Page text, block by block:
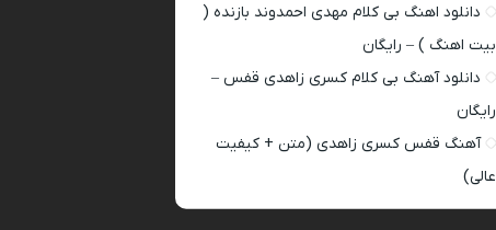
دانلود اهنگ بی کلام مهدی احمدوند بازنده (
بیت اهنگ ) – رایگان
دانلود آهنگ بی کلام کسری زاهدی قفس –
رایگان
آهنگ قفس کسری زاهدی (متن + کیفیت
عالی)